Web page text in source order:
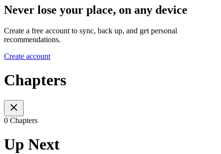
Never lose your place, on any device
Create a free account to sync, back up, and get personal
recommendations.
Create account
Chapters
0 Chapters
Up Next